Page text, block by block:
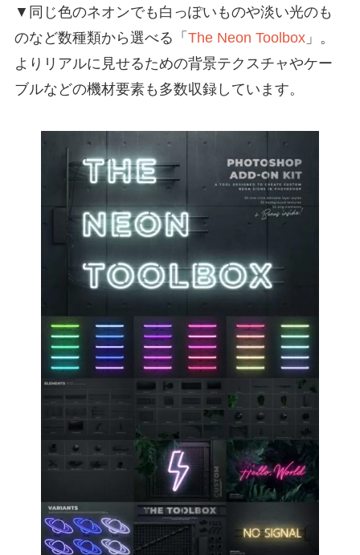
▼同じ色のネオンでも白っぽいものや淡い光のも
のなど数種類から選べる「 The Neon Toolbox」。
よりリアルに見せるための背景テクスチャやケー
ブルなどの機材要素も多数収録しています。